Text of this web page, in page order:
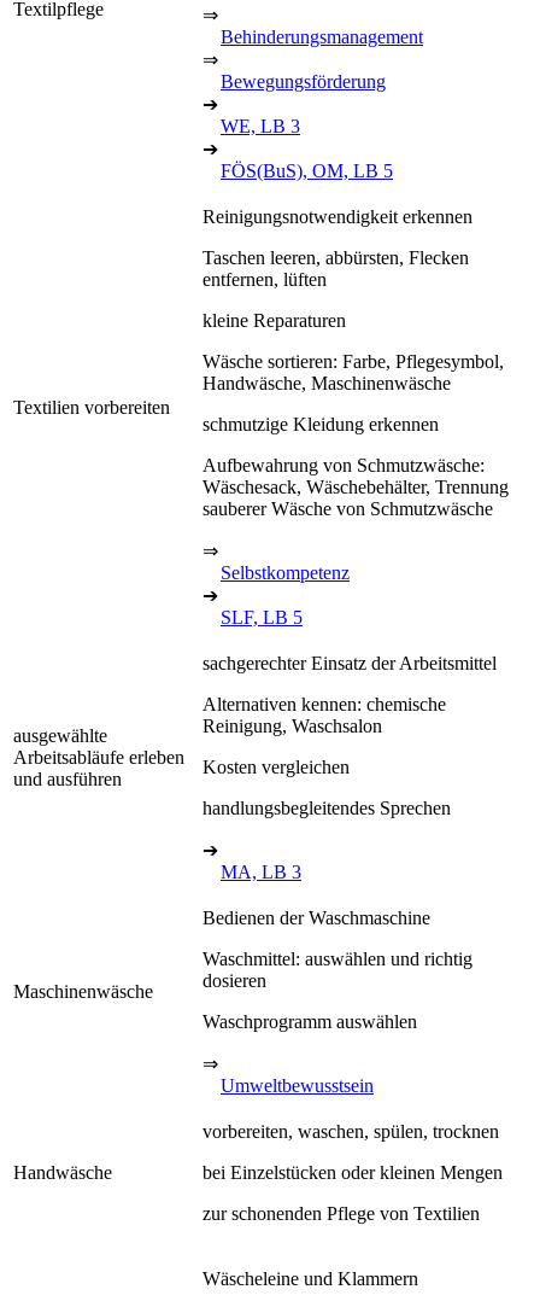
Textilpflege
⇒
Behinderungsmanagement
⇒
Bewegungsförderung
➔
WE, LB 3
➔
FÖS(BuS), OM, LB 5
Textilien vorbereiten
Reinigungsnotwendigkeit erkennen
Taschen leeren, abbürsten, Flecken
entfernen, lüften
kleine Reparaturen
Wäsche sortieren: Farbe, Pflegesymbol,
Handwäsche, Maschinenwäsche
schmutzige Kleidung erkennen
Aufbewahrung von Schmutzwäsche:
Wäschesack, Wäschebehälter, Trennung
sauberer Wäsche von Schmutzwäsche
⇒
Selbstkompetenz
➔
SLF, LB 5
ausgewählte
Arbeitsabläufe erleben
und ausführen
sachgerechter Einsatz der Arbeitsmittel
Alternativen kennen: chemische
Reinigung, Waschsalon
Kosten vergleichen
handlungsbegleitendes Sprechen
➔
MA, LB 3
Maschinenwäsche
Bedienen der Waschmaschine
Waschmittel: auswählen und richtig
dosieren
Waschprogramm auswählen
⇒
Umweltbewusstsein
Handwäsche
vorbereiten, waschen, spülen, trocknen
bei Einzelstücken oder kleinen Mengen
zur schonenden Pflege von Textilien
Wäscheleine und Klammern